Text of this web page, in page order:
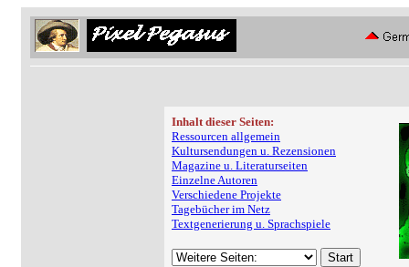
Inhalt dieser Seiten:
Ressourcen allgemein
Kultursendungen u. Rezensionen
Magazine u. Literaturseiten
Einzelne Autoren
Verschiedene Projekte
Tagebücher im Netz
Textgenerierung u. Sprachspiele